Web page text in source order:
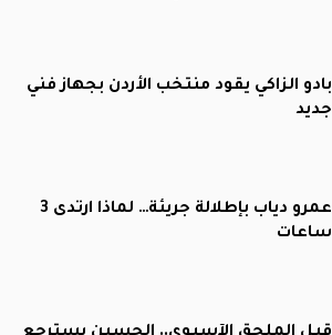
بادو الزاكي يقود منتخب الأردن بجهاز فني
جديد
عمرو دياب بإطلالة جريئة… لماذا ارتدى 3
ساعات